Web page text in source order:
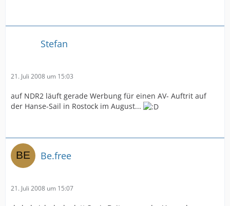
Stefan
21. Juli 2008 um 15:03
auf NDR2 läuft gerade Werbung für einen AV- Auftrit auf
der Hanse-Sail in Rostock im August...
Be.free
21. Juli 2008 um 15:07